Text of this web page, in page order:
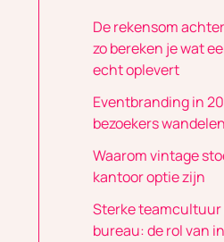
De rekensom
zo bereken je wat
echt oplevert
Eventbranding in
bezoekers
Waarom vintage
kantoor optie zijn
Sterke teamcultuur
bureau: de rol van